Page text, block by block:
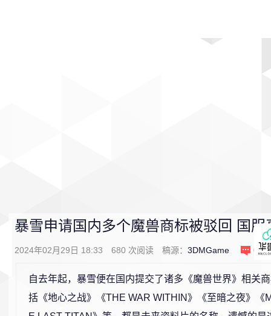
暴雪申请国内多个魔兽商标被驳回 国服
2024年02月29日 18:33 680 次阅读 稿源： 3DMGame 0 条
自去年起，暴雪便在国内提交了诸多《魔兽世界》相关
括《地心之战》《THE WAR WITHIN》《至暗之夜》《